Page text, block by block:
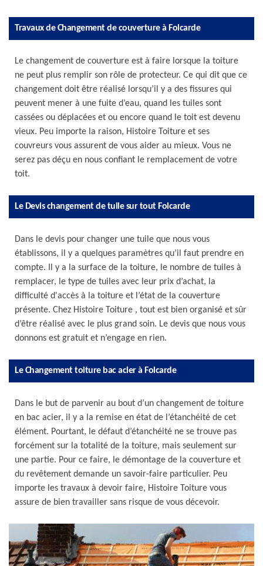
Travaux de Changement de couverture à Folcarde
Le changement de couverture est à faire lorsque la toiture
ne peut plus remplir son rôle de protecteur. Ce qui dit que ce
changement doit être réalisé lorsqu’il y a des fissures qui
peuvent mener à une fuite d’eau, quand les tuiles sont
cassées ou déplacées et ou encore quand le toit est devenu
vieux. Peu importe la raison, Histoire Toiture et ses
couvreurs vous assurent de vous aider au mieux. Vous ne
serez pas déçu en nous confiant le remplacement de votre
toit.
Le Devis changement de tuile sur tout Folcarde
Dans le devis pour changer une tuile que nous vous
établissons, il y a quelques paramètres qu’il faut prendre en
compte. Il y a la surface de la toiture, le nombre de tuiles à
remplacer, le type de tuiles avec leur prix d’achat, la
difficulté d'accès à la toiture et l’état de la couverture
présente. Chez Histoire Toiture , tout est bien organisé et sûr
d’être réalisé avec le plus grand soin. Le devis que nous vous
donnons est gratuit et n’engage en rien.
Le Changement toiture bac acier à Folcarde
Dans le but de parvenir au bout d’un changement de toiture
en bac acier, il y a la remise en état de l’étanchéité de cet
élément. Pourtant, le défaut d’étanchéité ne se trouve pas
forcément sur la totalité de la toiture, mais seulement sur
une partie. Pour ce faire, le démontage de la couverture et
du revêtement demande un savoir-faire particulier. Peu
importe les travaux à devoir faire, Histoire Toiture vous
assure de bien travailler sans risque de vous décevoir.